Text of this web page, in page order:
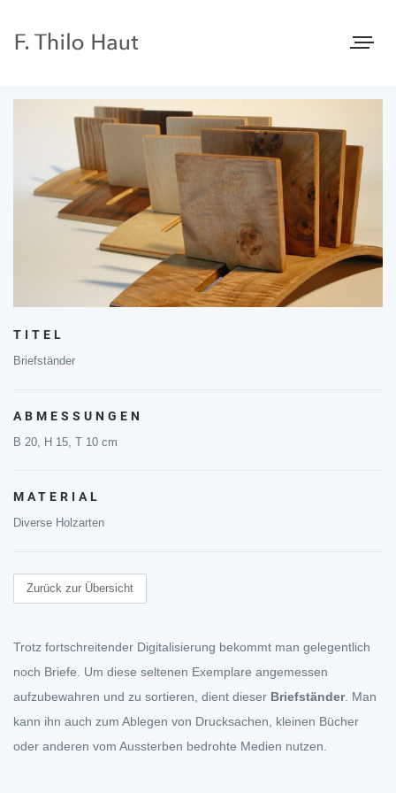
Toggle
TITEL
Briefständer
ABMESSUNGEN
B 20, H 15, T 10 cm
MATERIAL
Diverse Holzarten
Zurück zur Übersicht
Trotz fortschreitender Digitalisierung bekommt man gelegentlich
noch Briefe. Um diese seltenen Exemplare angemessen
aufzubewahren und zu sortieren, dient dieser Briefständer. Man
kann ihn auch zum Ablegen von Drucksachen, kleinen Bücher
oder anderen vom Aussterben bedrohte Medien nutzen.